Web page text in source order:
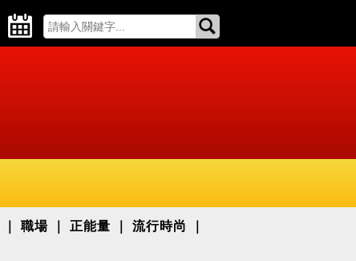
職場 正能量 流行時尚